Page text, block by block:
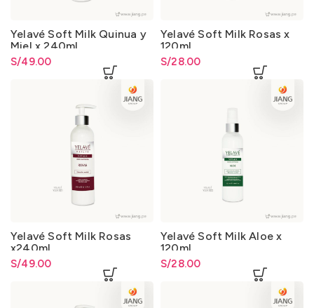
Yelavé Soft Milk Quinua y
Miel x 240ml.
S/49.00
Yelavé Soft Milk Rosas x
120ml.
S/28.00
Yelavé Soft Milk Rosas
x240ml.
S/49.00
Yelavé Soft Milk Aloe x
120ml.
S/28.00